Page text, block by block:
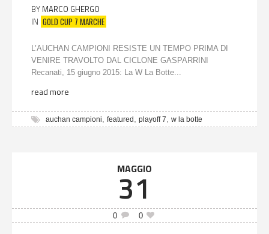
BY MARCO GHERGO
IN GOLD CUP 7 MARCHE
L’AUCHAN CAMPIONI RESISTE UN TEMPO PRIMA DI
VENIRE TRAVOLTO DAL CICLONE GASPARRINI
Recanati, 15 giugno 2015: La W La Botte...
read more
auchan campioni featured playoff 7 w la botte
MAGGIO
31
0 0